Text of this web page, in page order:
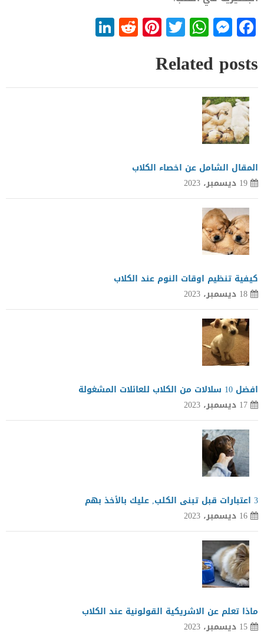
Facebook
Messenger
WhatsApp
Twitter
Pinterest
Reddit
Related posts
المقال الشامل عن اخصاء الكلاب
19 ديسمبر، 2023
كيفية تنظيم اوقات النوم عند الكلاب
18 ديسمبر، 2023
افضل 10 سلالات من الكلاب للعائلات المشغولة
17 ديسمبر، 2023
3 اعتبارات قبل تبنى الكلب, عليك بالأخذ بهم
16 ديسمبر، 2023
ماذا تعلم عن الاشريكية القولونية عند الكلاب
15 ديسمبر، 2023